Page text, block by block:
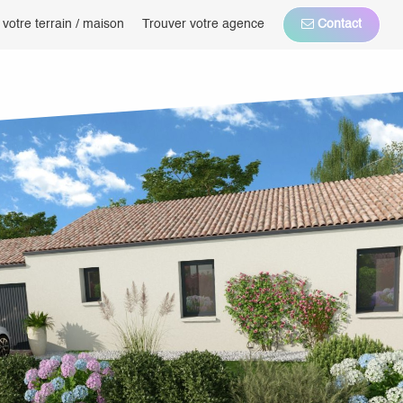
terrain / maison Trouver votre agence Contact